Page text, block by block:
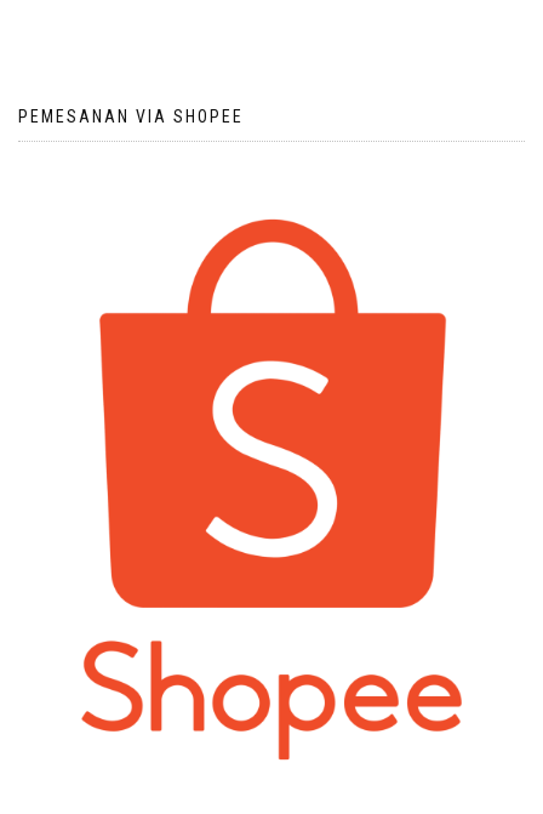
PEMESANAN VIA SHOPEE